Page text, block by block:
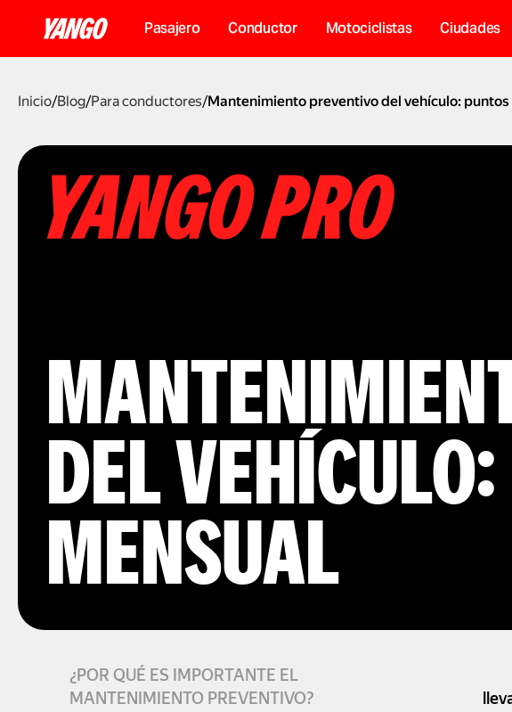
Pasajero Conductor Motociclistas Ciudades
Inicio/Blog/Para conductores/Mantenimiento preventivo del vehículo:
DEL
MENSUAL
¿POR QUÉ ES IMPORTANTE EL
MANTENIMIENTO PREVENTIVO?